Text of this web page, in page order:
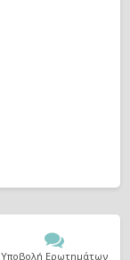
Υποβολή Ερωτημάτων